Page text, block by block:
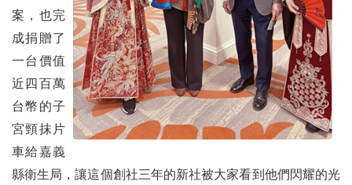
案，也完
成捐贈了
一台價值
近四百萬
台幣的子
宮頸抹片
車給嘉義
縣衛生局，讓這個創社三年的新社被大家看到他們閃耀的光